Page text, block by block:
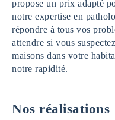
propose un prix adapté
notre expertise en
répondre à tous vos
attendre si vous
maisons dans votre
notre rapidité.
Nos réalisations